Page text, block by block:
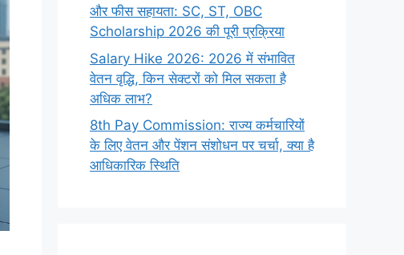
और फीस सहायता: SC, ST, OBC
Scholarship 2026 की पूरी प्रक्रिया
Salary Hike 2026: 2026 में संभावित
वेतन वृद्धि, किन सेक्टरों को मिल सकता है
अधिक लाभ?
8th Pay Commission: राज्य कर्मचारियों
के लिए वेतन और पेंशन संशोधन पर चर्चा, क्या है
आधिकारिक स्थिति